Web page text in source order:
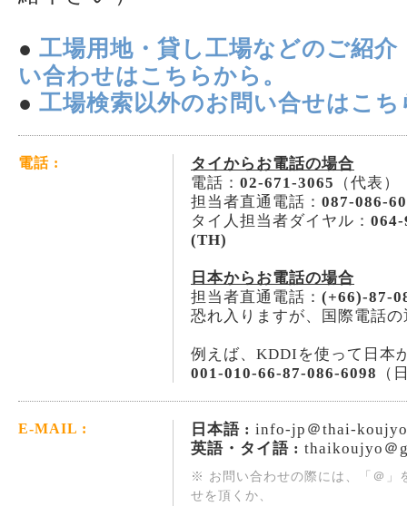
● 工場用地・貸し工場などのご紹
い合わせはこちらから。
● 工場検索以外のお問い合せはこち
電話 :
タイからお電話の場合
電話： 02-671-3065 （代表）
担当者直通電話： 087-086-
タイ人担当者ダイヤル：
(TH)
日本からお電話の場合
担当者直通電話： (+66)-87-
恐れ入りますが、国際電話
例えば、KDDIを使って日本
001-010-66-87-086-6098 （
E-MAIL : 日本語 : info-jp＠thai-
英語・タイ語 : thaikoujyo＠
※ お問い合わせの際には、「＠」
せを頂くか、